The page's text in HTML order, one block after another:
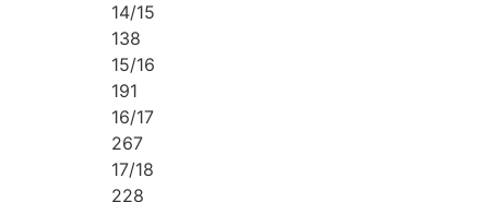
14/15
138
15/16
191
16/17
267
17/18
228